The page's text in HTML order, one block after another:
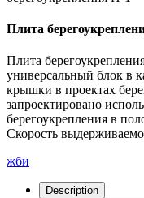
Плита
Плита
универсальный блок в
крышки в проектах
запроектировано
берегоукрепления в
Скорость
жби
Description